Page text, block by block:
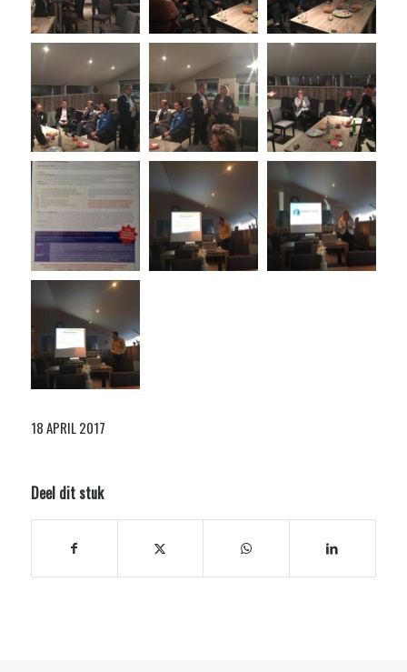
18 APRIL 2017
Deel dit stuk